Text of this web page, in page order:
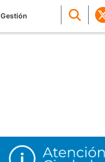
Gestión